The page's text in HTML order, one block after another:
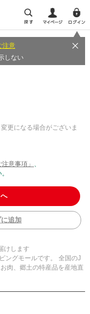
注意
しない
更になる場合がございま
意事項」 、
追加
けします
ングモールです。 全国のJ
肉、郷土の特産品を産地直